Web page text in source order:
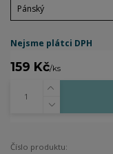
Nejsme plátci DPH
159 Kč/ks
Číslo produktu: